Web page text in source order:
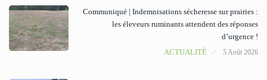
Communiqué | Indemnisations sécheresse sur prairies :
les éleveurs ruminants attendent des réponses
d’urgence !
ACTUALITÉ
5 Août 2026